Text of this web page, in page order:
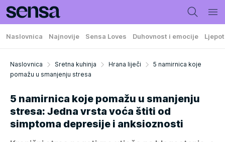
Naslovnica Najnovije Sensa Loves Duhovnost i emocije
Naslovnica Sretna kuhinja Hrana liječi
5 namirnica koje
pomažu u smanjenju stresa
5 namirnica koje pomažu u smanjenju
stresa: Jedna vrsta voća štiti od
simptoma depresije i anksioznosti